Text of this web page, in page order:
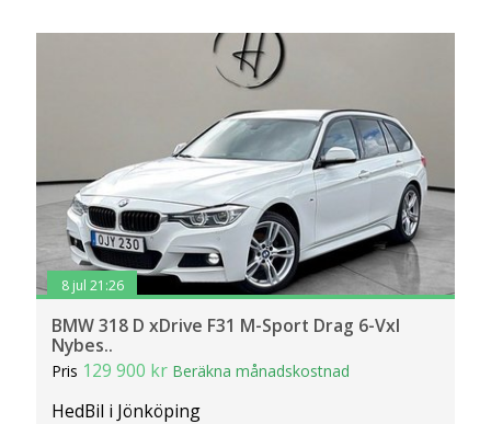
8 jul 21:26
BMW 318 D xDrive F31 M-Sport Drag 6-Vxl
Nybes..
Pris 129 900 kr Beräkna månadskostnad
HedBil i Jönköping